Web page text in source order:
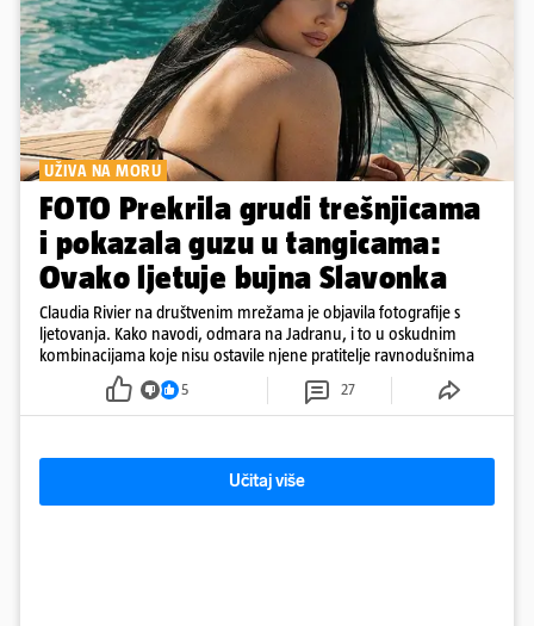
UŽIVA NA MORU
FOTO Prekrila grudi trešnjicama
i pokazala guzu u tangicama:
Ovako ljetuje bujna Slavonka
Claudia Rivier na društvenim mrežama je objavila fotografije s
ljetovanja. Kako navodi, odmara na Jadranu, i to u oskudnim
kombinacijama koje nisu ostavile njene pratitelje ravnodušnima
5 27
Učitaj više